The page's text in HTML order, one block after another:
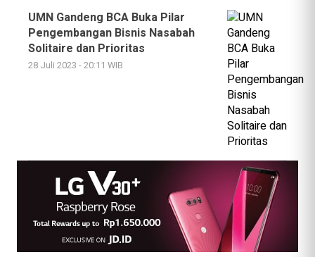
UMN Gandeng BCA Buka Pilar
Pengembangan Bisnis Nasabah
Solitaire dan Prioritas
28 Juli 2023 - 20:11 WIB